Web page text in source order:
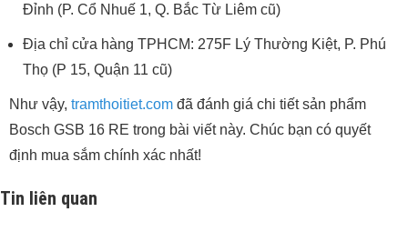
Đỉnh (P. Cổ Nhuế 1, Q. Bắc Từ Liêm cũ)
Địa chỉ cửa hàng TPHCM: 275F Lý Thường Kiệt, P. Phú
Thọ (P 15, Quận 11 cũ)
Như vậy, tramthoitiet.com đã đánh giá chi tiết sản phẩm
Bosch GSB 16 RE trong bài viết này. Chúc bạn có quyết
định mua sắm chính xác nhất!
Tin liên quan